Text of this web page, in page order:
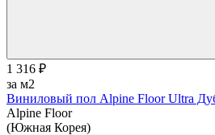
1 316 ₽
за м2
Виниловый пол Alpine Floor Ultra
Alpine Floor
(Южная Корея)